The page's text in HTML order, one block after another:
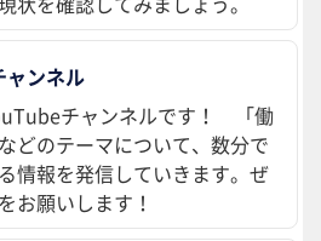
ンネル
チャンネルです！ 「働
どのテーマについて、数分で
情報を発信していきます。ぜ
お願いします！